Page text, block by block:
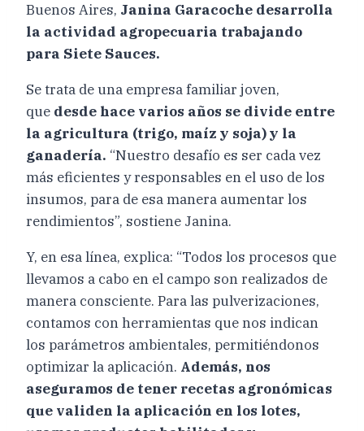
Buenos Aires, Janina Garacoche desarrolla
la actividad agropecuaria trabajando
para Siete Sauces.
Se trata de una empresa familiar joven,
que desde hace varios años se divide entre
la agricultura (trigo, maíz y soja) y la
ganadería. “Nuestro desafío es ser cada vez
más eficientes y responsables en el uso de los
insumos, para de esa manera aumentar los
rendimientos”, sostiene Janina.
Y, en esa línea, explica: “Todos los procesos que
llevamos a cabo en el campo son realizados de
manera consciente. Para las pulverizaciones,
contamos con herramientas que nos indican
los parámetros ambientales, permitiéndonos
optimizar la aplicación. Además, nos
aseguramos de tener recetas agronómicas
que validen la aplicación en los lotes,